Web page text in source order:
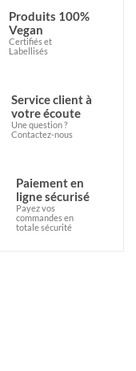
Produits 100%
Vegan
Certifiés et
Labellisés
Service client à
votre écoute
Une question ?
Contactez-nous
Paiement en
ligne sécurisé
Payez vos
commandes en
totale sécurité